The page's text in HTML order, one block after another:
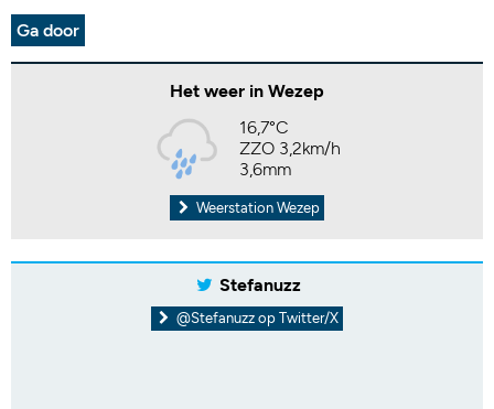
Ga door
Het weer in Wezep
16,7°C
ZZO 3,2km/h
3,6mm
Weerstation Wezep
Stefanuzz
@Stefanuzz op Twitter/X